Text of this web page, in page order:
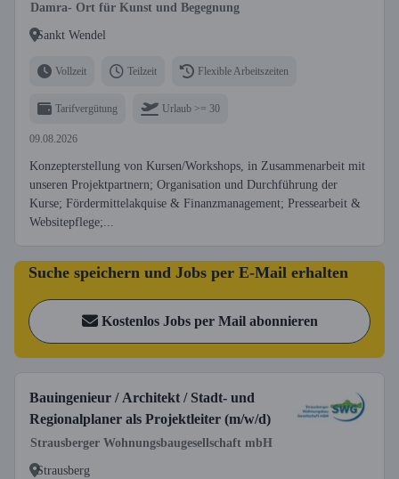
Damra- Ort für Kunst und Begegnung
Sankt Wendel
Vollzeit Teilzeit Flexible Arbeitszeiten
Tarifvergütung Urlaub >= 30
09.08.2026
Konzepterstellung von Kursen/Workshops, in Zusammenarbeit mit
unseren Projektpartnern; Organisation und Durchführung der
Kurse; Fördermittelakquise & Finanzmanagement; Pressearbeit &
Websitepflege;...
Suche speichern und Jobs per E-Mail erhalten
Kostenlos Jobs per Mail abonnieren
Bauingenieur / Architekt / Stadt- und
Regionalplaner als Projektleiter (m/w/d)
Strausberger Wohnungsbaugesellschaft mbH
Strausberg